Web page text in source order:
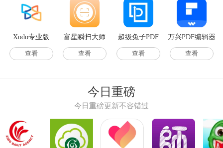
Xodo专业版
查看
富星瞬扫大师
免费版
查看
超级兔子PDF
查看
万兴PDF编辑器
苹果版
查看
今日重磅
今日重磅更新不容错过